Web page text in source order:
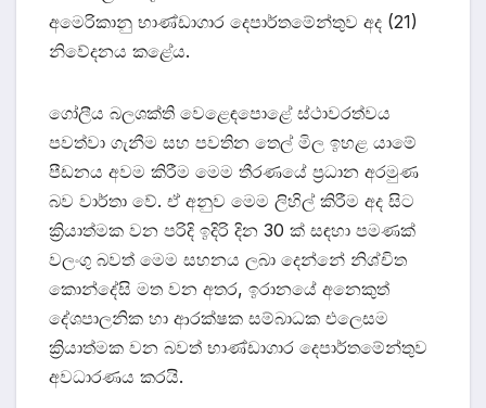
අමෙරිකානු භාණ්ඩාගාර දෙපාර්තමේන්තුව අද (21)
නිවේදනය කළේය.
ගෝලීය බලශක්ති වෙළෙඳපොළේ ස්ථාවරත්වය
පවත්වා ගැනීම සහ පවතින තෙල් මිල ඉහළ යාමේ
පීඩනය අවම කිරීම මෙම තීරණයේ ප්‍රධාන අරමුණ
බව වාර්තා වේ. ඒ අනුව මෙම ලිහිල් කිරීම අද සිට
ක්‍රියාත්මක වන පරිදි ඉදිරි දින 30 ක් සඳහා පමණක්
වලංගු බවත් මෙම සහනය ලබා දෙන්නේ නිශ්චිත
කොන්දේසි මත වන අතර, ඉරානයේ අනෙකුත්
දේශපාලනික හා ආරක්ෂක සම්බාධක එලෙසම
ක්‍රියාත්මක වන බවත් භාණ්ඩාගාර දෙපාර්තමේන්තුව
අවධාරණය කරයි.